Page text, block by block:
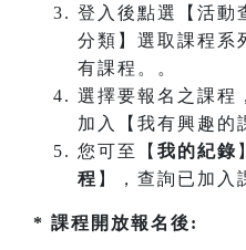
登入後點選【活動
分類】選取課程系
有課程。。
選擇要報名之課程
加入【我有興趣的
您可至【 我的紀錄
程 】，查詢已加入
* 課程開放報名後: